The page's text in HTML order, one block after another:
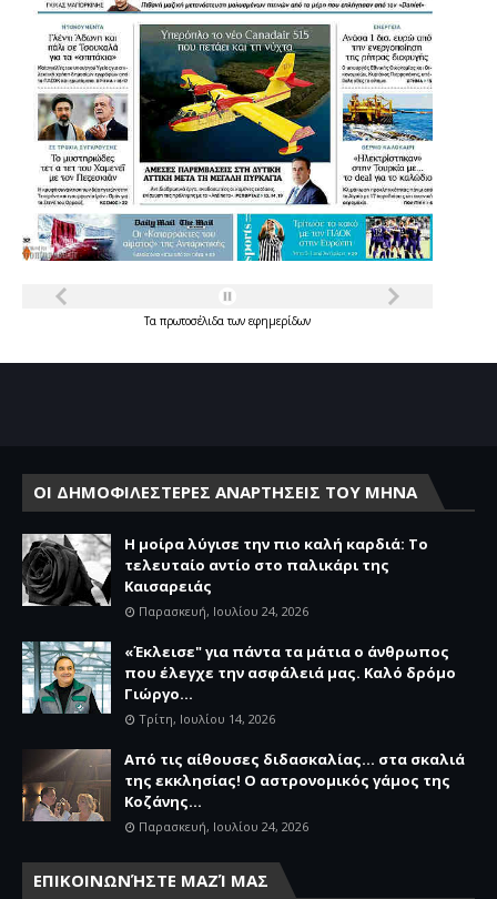
Τα πρωτοσέλιδατων εφημερίδων
ΟΙ ΔΗΜΟΦΙΛΕΣΤΕΡΕΣ ΑΝΑΡΤΗΣΕΙΣ ΤΟΥ ΜΗΝΑ
Η μοίρα λύγισε την πιο καλή καρδιά: Το
τελευταίο αντίο στο παλικάρι της
Καισαρειάς
Παρασκευή, Ιουλίου 24, 2026
«Έκλεισε" για πάντα τα μάτια ο άνθρωπος
που έλεγχε την ασφάλειά μας. Καλό δρόμο
Γιώργο...
Τρίτη, Ιουλίου 14, 2026
Από τις αίθουσες διδασκαλίας… στα σκαλιά
της εκκλησίας! Ο αστρονομικός γάμος της
Κοζάνης...
Παρασκευή, Ιουλίου 24, 2026
ΕΠΙΚΟΙΝΩΝΉΣΤΕ ΜΑΖΊ ΜΑΣ